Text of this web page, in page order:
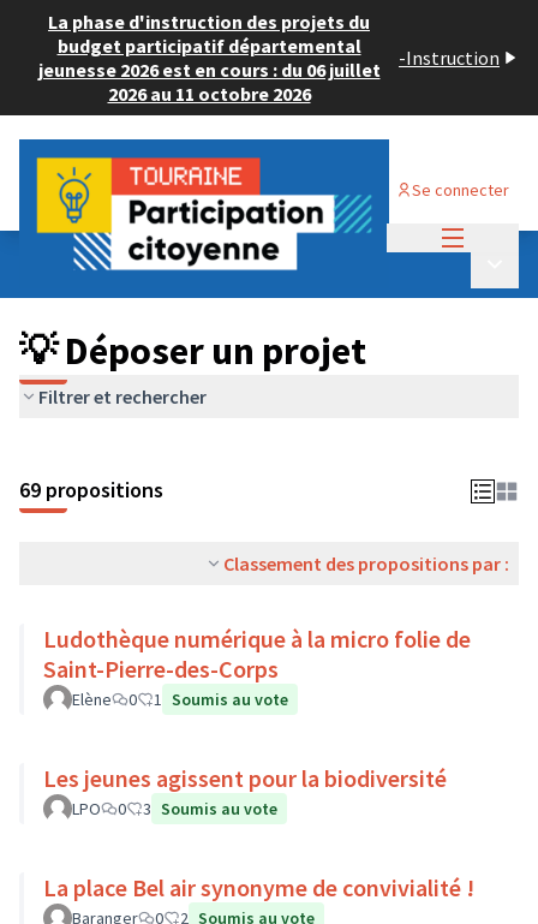
La phase d'instruction des projets du
budget participatif départemental
jeunesse 2026 est en cours : du 06 juillet
2026 au 11 octobre 2026
-Instruction
Se connecter
Budget Participatif ADULTE 2024
💡 Déposer un projet
💡 Déposer un projet
Filtrer et rechercher
69 propositions
Classement des propositions par :
Ludothèque numérique à la micro folie de
Saint-Pierre-des-Corps
Elène 0 1 Soumis au vote
Les jeunes agissent pour la biodiversité
LPO 0 3 Soumis au vote
La place Bel air synonyme de convivialité !
Baranger 0 2 Soumis au vote